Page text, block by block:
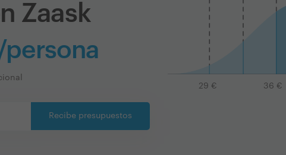
Zaask
Recibe presupuestos
29 € 36 €